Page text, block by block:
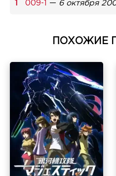
009-1 — 6 октября
ПОХОЖИЕ